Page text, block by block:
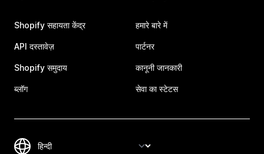
Shopify सहायता केंद्र
API दस्तावेज़
Shopify समुदाय
ब्लॉग
हमारे बारे में
पार्टनर
कानूनी जानकारी
सेवा का स्टेटस